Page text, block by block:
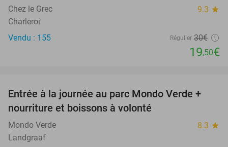
Chez le Grec 9.3 star
Charleroi
Vendu : 155
Régulier 30€
19,50€
25%
Entrée à la journée au parc Mondo Verde +
nourriture et boissons à volonté
Mondo Verde 8.3 star
Landgraaf